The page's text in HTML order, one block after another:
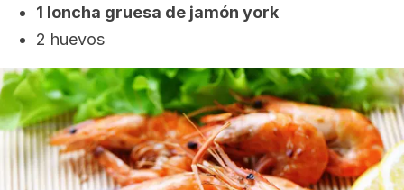
1 loncha gruesa de jamón york
2 huevos